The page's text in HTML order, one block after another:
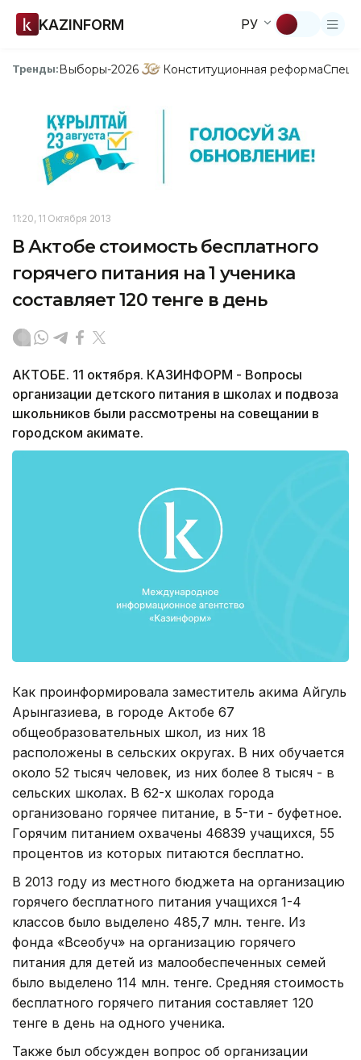
KAZINFORM РУ
Тренды:Выборы-2026 Конституционная реформа
11:20, 11 Октября 2013
В Актобе стоимость бесплатного
горячего питания на 1 ученика
составляет 120 тенге в день
АКТОБЕ. 11 октября. КАЗИНФОРМ - Вопросы
организации детского питания в школах и подвоза
школьников были рассмотрены на совещании в
городском акимате.
Как проинформировала заместитель акима Айгуль
Арынгазиева, в городе Актобе 67
общеобразовательных школ, из них 18
расположены в сельских округах. В них обучается
около 52 тысяч человек, из них более 8 тысяч - в
сельских школах. В 62-х школах города
организовано горячее питание, в 5-ти - буфетное.
Горячим питанием охвачены 46839 учащихся, 55
процентов из которых питаются бесплатно.
В 2013 году из местного бюджета на организацию
горячего бесплатного питания учащихся 1-4
классов было выделено 485,7 млн. тенге. Из
фонда «Всеобуч» на организацию горячего
питания для детей из малообеспеченных семей
было выделено 114 млн. тенге. Средняя стоимость
бесплатного горячего питания составляет 120
тенге в день на одного ученика.
Также был обсужден вопрос об организации